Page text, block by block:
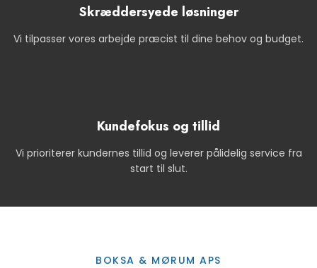
Skræddersyede løsninger
Vi tilpasser vores arbejde præcist til dine behov og budget.
Kundefokus og tillid
Vi prioriterer kundernes tillid og leverer pålidelig service fra
start til slut.
BOKSA & MØRUM APS